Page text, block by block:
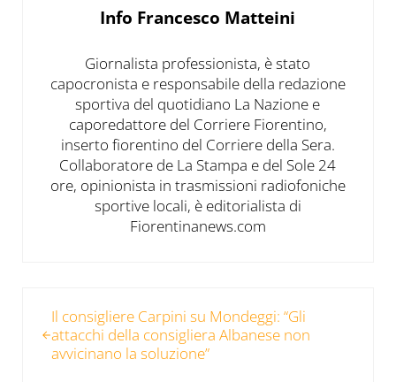
Info Francesco Matteini
Giornalista professionista, è stato
capocronista e responsabile della redazione
sportiva del quotidiano La Nazione e
caporedattore del Corriere Fiorentino,
inserto fiorentino del Corriere della Sera.
Collaboratore de La Stampa e del Sole 24
ore, opinionista in trasmissioni radiofoniche
sportive locali, è editorialista di
Fiorentinanews.com
Il consigliere Carpini su Mondeggi: “Gli
attacchi della consigliera Albanese non
avvicinano la soluzione”